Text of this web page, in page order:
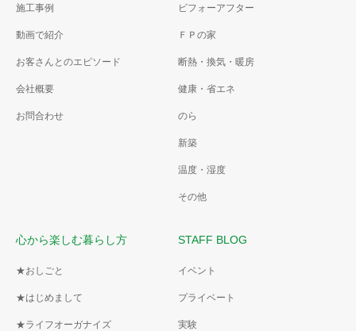
施工事例
動画で紹介
お客さんとのエピソード
会社概要
お問合わせ
ビフォーアフター
ＦＰの家
断熱・換気・暖房
健康・省エネ
のら
新築
温度・湿度
その他
心から楽しむ暮らし方
★おしごと
★はじめまして
★ライフオーガナイズ
STAFF BLOG
イベント
プライベート
実験